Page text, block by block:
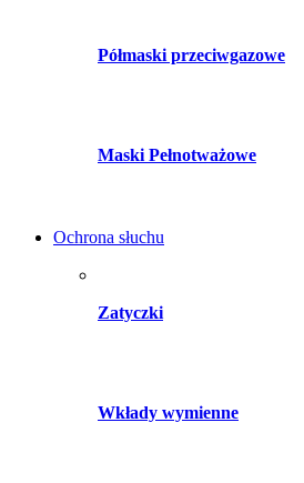
Półmaski przeciwgazowe
Maski Pełnotważowe
Ochrona słuchu
Zatyczki
Wkłady wymienne